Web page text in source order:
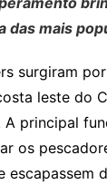
das mais
surgiram
leste do
A principal
os
escapassem